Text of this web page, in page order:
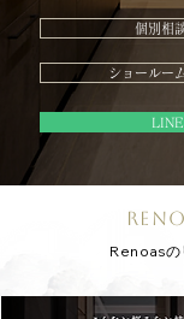
個別相
ショールー
Renoasの